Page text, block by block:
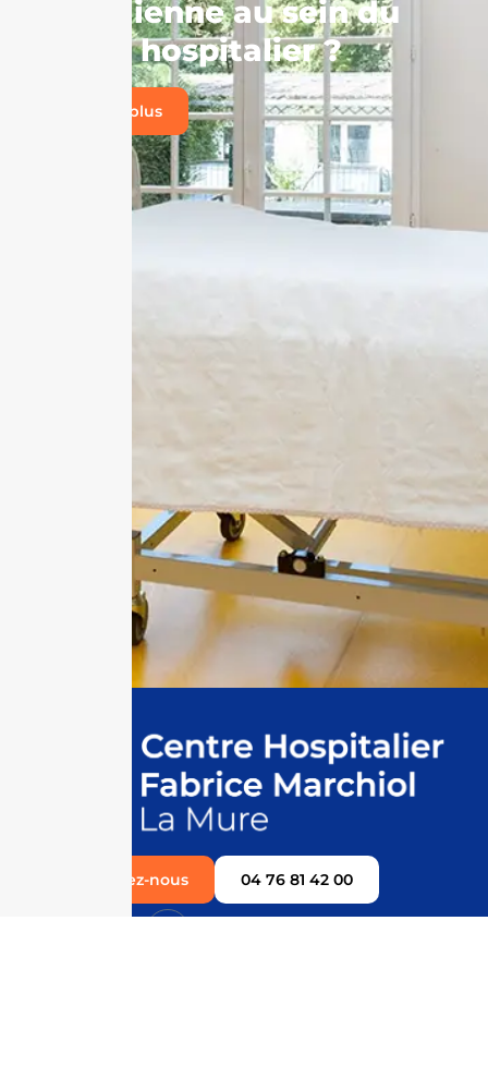
quotidienne au sein du
centre hospitalier ?
En savoir plus
Contactez-nous 04 76 81 42 00